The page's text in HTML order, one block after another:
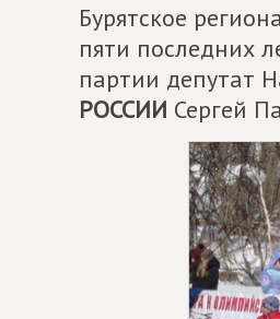
Бурятское
пяти последних
партии депутат
РОССИИ Сергей